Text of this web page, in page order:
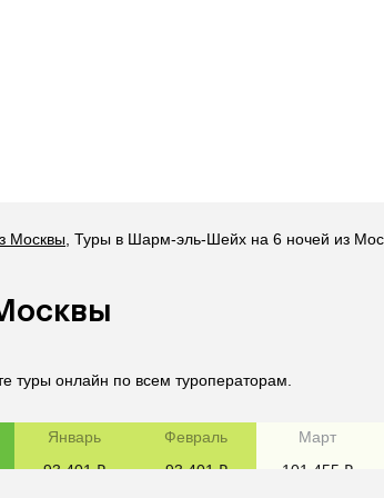
Москвы Туры в Шарм-эль-Шейх на 6 ночей из
онлайн по всем туроператорам.
Январь
93 401 ₽
Февраль
93 401 ₽
Март
101 455 ₽